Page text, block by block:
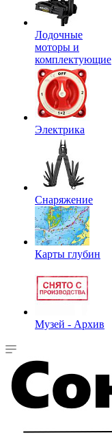
Лодочные
моторы и
комплектующие
Электрика
Снаряжение
Карты глубин
Музей - Архив